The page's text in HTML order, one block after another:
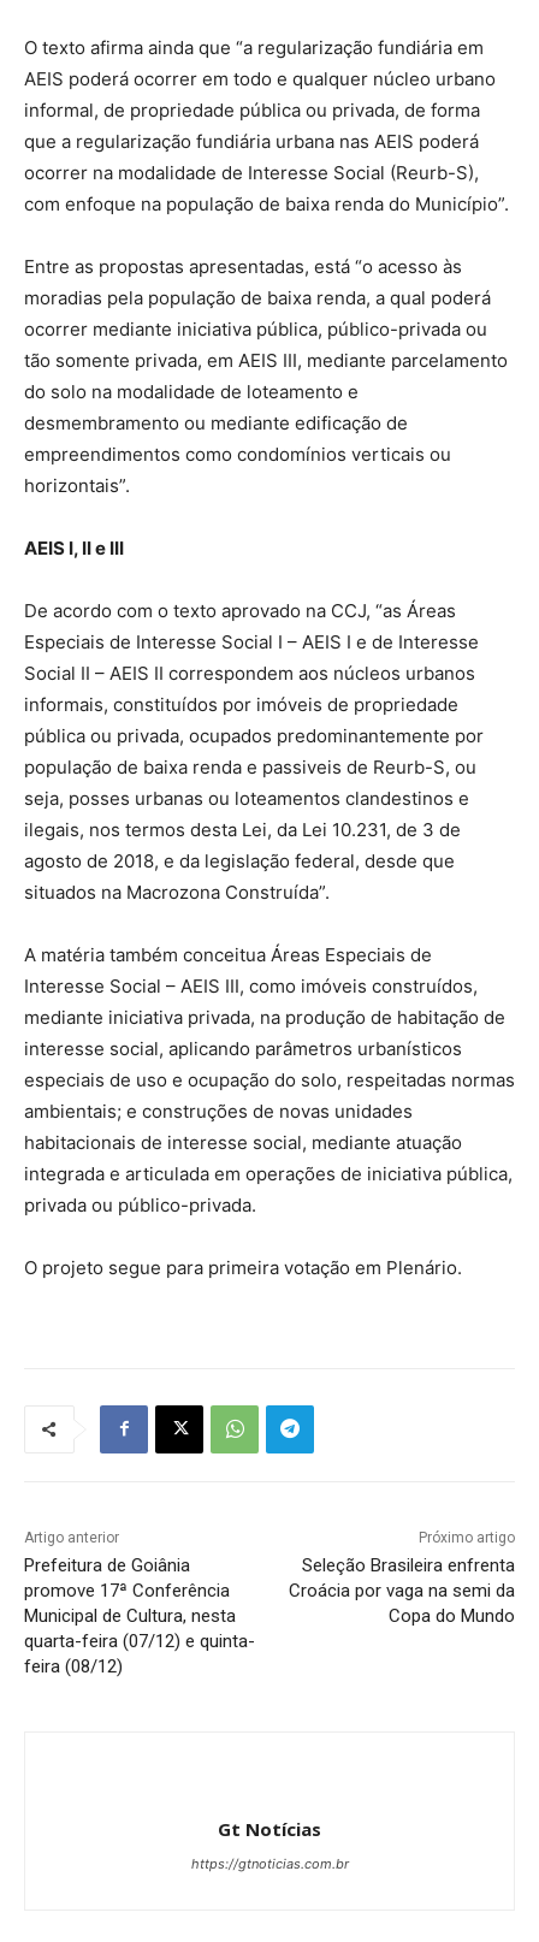
O texto afirma ainda que “a regularização fundiária em
AEIS poderá ocorrer em todo e qualquer núcleo urbano
informal, de propriedade pública ou privada, de forma
que a regularização fundiária urbana nas AEIS poderá
ocorrer na modalidade de Interesse Social (Reurb-S),
com enfoque na população de baixa renda do Município”.
Entre as propostas apresentadas, está “o acesso às
moradias pela população de baixa renda, a qual poderá
ocorrer mediante iniciativa pública, público-privada ou
tão somente privada, em AEIS III, mediante parcelamento
do solo na modalidade de loteamento e
desmembramento ou mediante edificação de
empreendimentos como condomínios verticais ou
horizontais”.
AEIS I, II e III
De acordo com o texto aprovado na CCJ, “as Áreas
Especiais de Interesse Social I – AEIS I e de Interesse
Social II – AEIS II correspondem aos núcleos urbanos
informais, constituídos por imóveis de propriedade
pública ou privada, ocupados predominantemente por
população de baixa renda e passiveis de Reurb-S, ou
seja, posses urbanas ou loteamentos clandestinos e
ilegais, nos termos desta Lei, da Lei 10.231, de 3 de
agosto de 2018, e da legislação federal, desde que
situados na Macrozona Construída”.
A matéria também conceitua Áreas Especiais de
Interesse Social – AEIS III, como imóveis construídos,
mediante iniciativa privada, na produção de habitação de
interesse social, aplicando parâmetros urbanísticos
especiais de uso e ocupação do solo, respeitadas normas
ambientais; e construções de novas unidades
habitacionais de interesse social, mediante atuação
integrada e articulada em operações de iniciativa pública,
privada ou público-privada.
O projeto segue para primeira votação em Plenário.
Artigo anterior
Prefeitura de Goiânia
promove 17ª Conferência
Municipal de Cultura, nesta
quarta-feira (07/12) e quinta-
feira (08/12)
Próximo artigo
Seleção Brasileira enfrenta
Croácia por vaga na semi da
Copa do Mundo
Gt Notícias
https://gtnoticias.com.br